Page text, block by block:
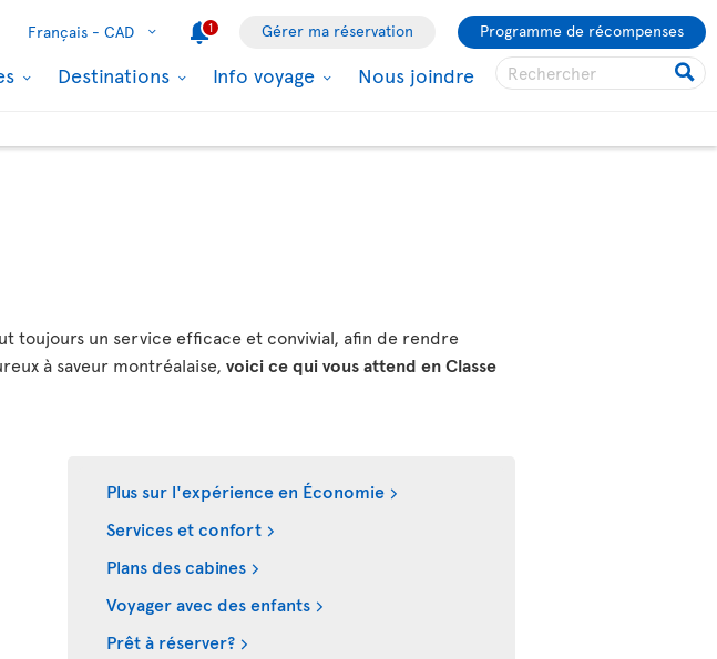
Français - CAD 1 Gérer ma réservation Programme de récompenses
Destinations Info voyage Nous joindre
toujours un service efficace et convivial, afin de rendre
à saveur montréalaise, voici ce qui vous attend en Classe
Plus sur l'expérience en Économie
Services et confort
Plans des cabines
Voyager avec des enfants
Prêt à réserver?